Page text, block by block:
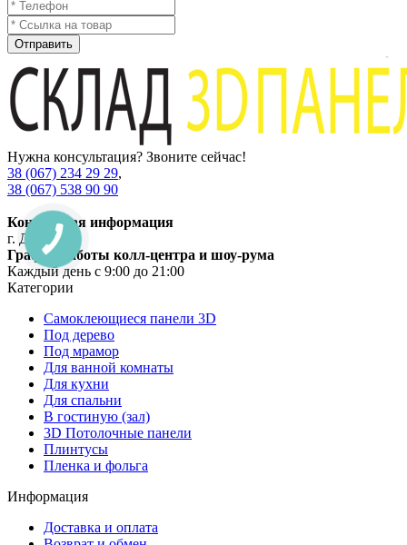
Отправить
Нужна консультация? Звоните сейчас!
38 (067) 234 29 29,
38 (067) 538 90 90
Контактная информация
г. Днепр
График работы колл-центра и шоу-рума
Каждый день с 9:00 до 21:00
Категории
Самоклеющиеся панели 3D
Под дерево
Под мрамор
Для ванной комнаты
Для кухни
Для спальни
В гостиную (зал)
3D Потолочные панели
Плинтусы
Пленка и фольга
Информация
Доставка и оплата